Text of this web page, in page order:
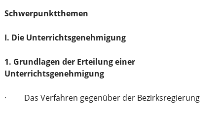
Schwerpunktthemen
I. Die Unterrichtsgenehmigung
1. Grundlagen der Erteilung einer
Unterrichtsgenehmigung
· Das Verfahren gegenüber der Bezirksregierung